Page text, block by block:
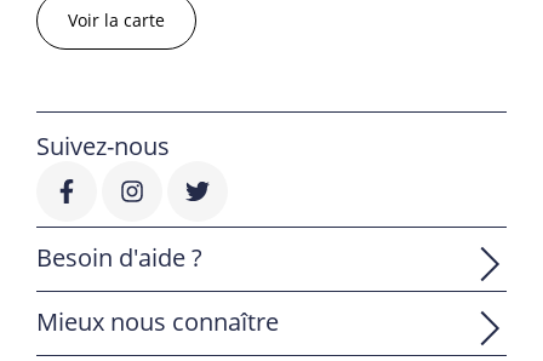
Voir la carte
Suivez-nous
Besoin d'aide ?
Mieux nous connaître